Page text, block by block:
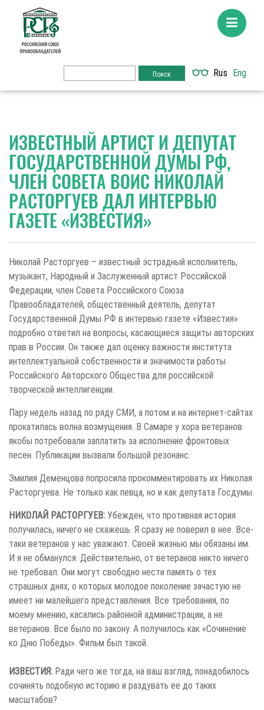
Rus Eng
ИЗВЕСТНЫЙ АРТИСТ И ДЕПУТАТ
ГОСУДАРСТВЕННОЙ ДУМЫ РФ,
ЧЛЕН СОВЕТА ВОИС НИКОЛАЙ
РАСТОРГУЕВ ДАЛ ИНТЕРВЬЮ
ГАЗЕТЕ «ИЗВЕСТИЯ»
Николай Расторгуев – известный эстрадный исполнитель,
музыкант, Народный и Заслуженный артист Российской
Федерации, член Совета Российского Союза
Правообладателей, общественный деятель, депутат
Государственной Думы РФ в интервью газете «Известия»
подробно ответил на вопросы, касающиеся защиты авторских
прав в России. Он также дал оценку важности института
интеллектуальной собственности и значимости работы
Российского Авторского Общества для российской
творческой интеллигенции.
Пару недель назад по ряду СМИ, а потом и на интернет-сайтах
прокатилась волна возмущения. В Самаре у хора ветеранов
якобы потребовали заплатить за исполнение фронтовых
песен. Публикации вызвали большой резонанс.
Эмилия Деменцова попросила прокомментировать их Николая
Расторгуева. Не только как певца, но и как депутата Госдумы.
НИКОЛАЙ РАСТОРГУЕВ: Убежден, что противная история
получилась, ничего не скажешь. Я сразу не поверил в нее. Все-
таки ветеранов у нас уважают. Своей жизнью мы обязаны им.
И я не обманулся. Действительно, от ветеранов никто ничего
не требовал. Они могут свободно нести память о тех
страшных днях, о которых молодое поколение зачастую не
имеет ни малейшего представления. Все требования, по
моему мнению, касались районной администрации, а не
ветеранов. Все было по закону. А получилось как «Сочинение
ко Дню Победы». Фильм был такой.
ИЗВЕСТИЯ: Ради чего же тогда, на ваш взгляд, понадобилось
сочинять подобную историю и раздувать ее до таких
масштабов?